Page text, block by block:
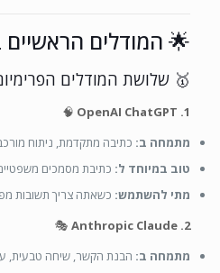
🌟 המודלים
🥇 שלושת המודלים
1. OpenAI ChatGPT
🧠
מתמחה ב: כתיבה מתקדמת, ניתוח
טוב במיוחד ל: כתיבת מסמכים
מתי להשתמש: כשאתה צריך תשובות
2. Anthropic Claude
🎭
מתמחה ב: הבנת הקשר, שיחה טבעית,